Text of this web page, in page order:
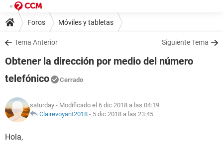
Foros Móviles y tabletas
Tema Anterior Siguiente Tema
Obtener la dirección por medio del número
telefónico
Cerrado
saturday - Modificado el 6 dic 2018 a las 04:19
Clairevoyant2018 - 5 dic 2018 a las 23:45
Hola,